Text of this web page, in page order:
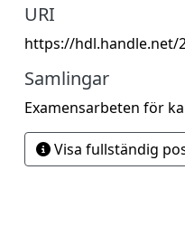
URI
https://hdl.handle.net/
Samlingar
Examensarbeten för
Visa fullständig